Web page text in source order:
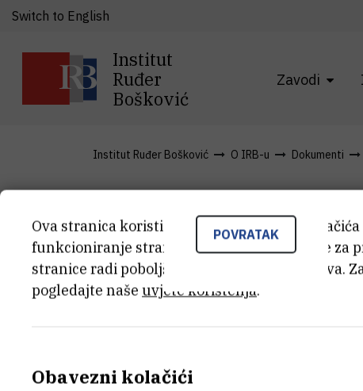
Institut
Ruđer
Bošković
Zavodi
Switch to English
Institut Ruđer Bošković O IRB-u Dokumenti
uv10 POVRATAK
Ova stranica koristi kolačiće. Neki od tih
funkcioniranje stranice, dok se drugi koriste za
stranice radi poboljšanja korisničkog iskustva.
pogledajte naše uvjete korištenja.
Obavezni kolačići